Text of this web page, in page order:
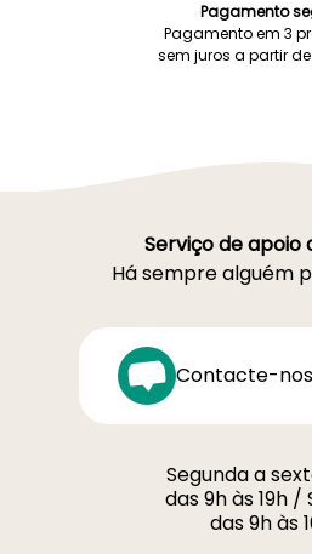
Pagamento
Pagamento em 3
sem juros a partir de
Serviço de apoio
Há sempre alguém
Contacte-
Segunda a
das 9h às 19h /
das 9h às